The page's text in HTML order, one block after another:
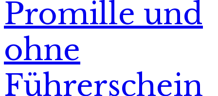
Promille und
ohne
Führerschein